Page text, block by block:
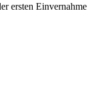
ersten Einvernahme